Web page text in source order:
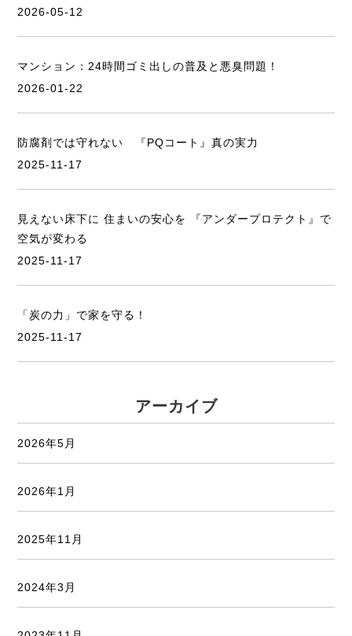
2026-05-12
マンション：24時間ゴミ出しの普及と悪臭問題！
2026-01-22
防腐剤では守れない 『PQコート』真の実力
2025-11-17
見えない床下に 住まいの安心を 『アンダープロテクト』で
空気が変わる
2025-11-17
「炭の力」で家を守る！
2025-11-17
アーカイブ
2026年5月
2026年1月
2025年11月
2024年3月